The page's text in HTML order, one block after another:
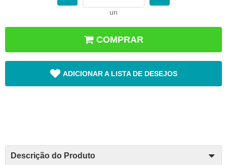
un
COMPRAR
ADICIONAR A LISTA DE DESEJOS
Descrição do Produto